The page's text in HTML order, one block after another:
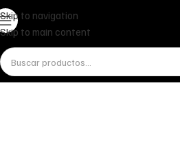
Skip to navigation
Skip to main content
InicioMiscelánea - otrosOtrosFILTRO